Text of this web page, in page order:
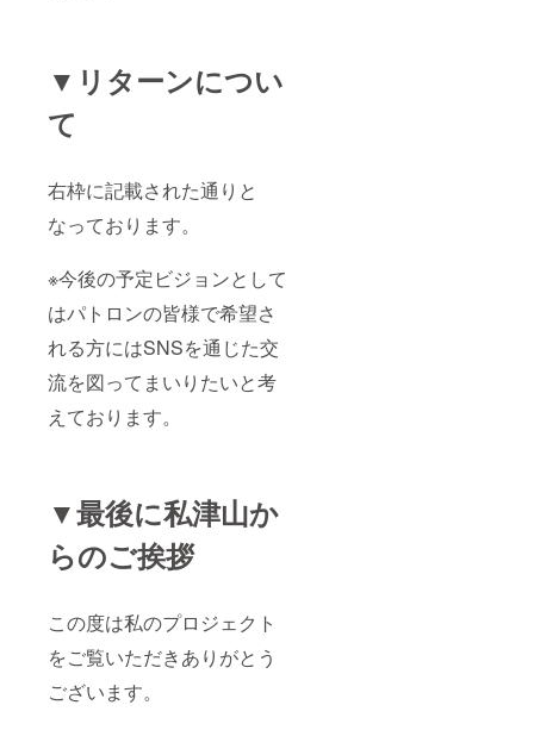
▼リターンについ
て
右枠に記載された通りと
なっております。
※今後の予定ビジョンとして
はパトロンの皆様で希望さ
れる方にはSNSを通じた交
流を図ってまいりたいと考
えております。
▼最後に私津山か
らのご挨拶
この度は私のプロジェクト
をご覧いただきありがとう
ございます。